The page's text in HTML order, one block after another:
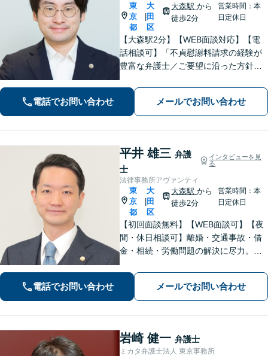
東
京
都
大
田
区
大森駅から
徒歩2分
営業時間：本
日定休日
【大森駅2分】【WEB面談対応】【電
話相談可】「不貞慰謝料請求の経験が
豊富な弁護士／ご要望に沿った方針を
対応：遺産分割協議・調停から遺留分
侵害請求や相続放棄の手続きまで丁寧
にサポートいたします」【完全個室対
応】
電話でお問い合わせ メールでお問い合わせ
平井 雄三 弁護
士
インタビューを見
る
法律事務所アヴァンティ
東
京
都
大
田
区
大森駅から
徒歩2分
営業時間：本
日定休日
【初回面談無料】【WEB面談可】【夜
間・休日相談可】離婚・交通事故・借
金・相続・労働問題の解決に尽力。
対応で、正当な権利と納得のいく結果
を最後まで追求します。
電話でお問い合わせ メールでお問い合わせ
岩崎 健一 弁護士
ミカタ弁護士法人 東京事務所